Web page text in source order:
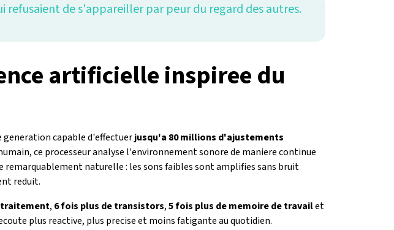
refusaient de s'appareiller par peur du regard des autres.
artificielle inspiree du
generation capable d'effectuerjusqu'a 80 millions d'ajustements
ce processeur analyse l'environnement sonore de maniere continue
naturelle : les sons faibles sont amplifies sans bruit
reduit.
traitement, 6 fois plus de transistors,5 fois plus de memoire de travailet
plus reactive, plus precise et moins fatigante au quotidien.